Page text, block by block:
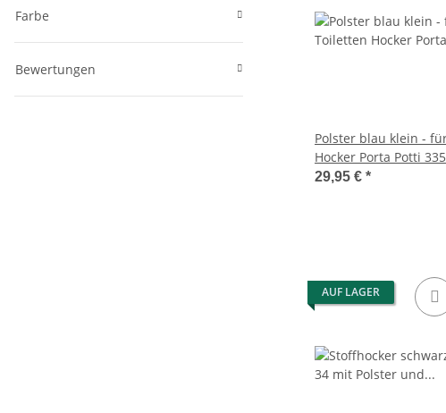
Polster blau klein - für Toiletten
Hocker Porta Potti 335
29,95 € *
AUF LAGER
Farbe
Bewertungen